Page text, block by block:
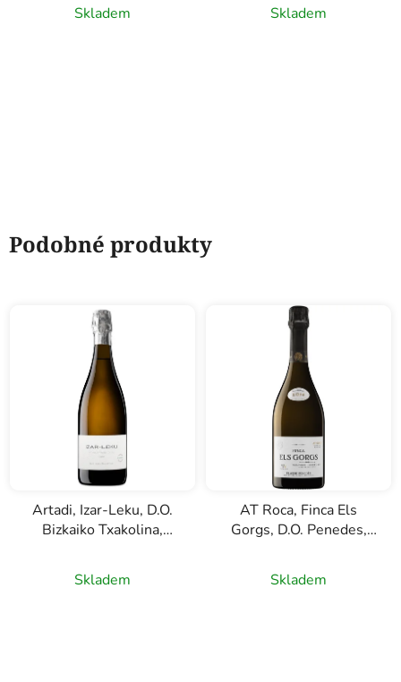
Skladem Skladem
Podobné produkty
Artadi, Izar-Leku, D.O.
Bizkaiko Txakolina,
0,75l
Skladem
AT Roca, Finca Els
Gorgs, D.O. Penedes,
0,75l
Skladem